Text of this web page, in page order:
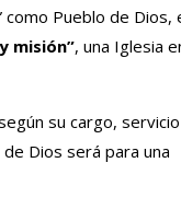
como Pueblo de Dios,
misión”, una Iglesia
su cargo,
Dios será para una